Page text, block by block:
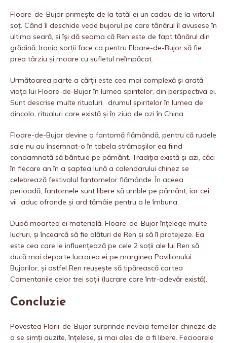
Floare-de-Bujor primește de la tatăl ei un cadou de la viitorul
soț. Când îl deschide vede bujorul pe care tânărul îl avusese în
ultima seară, și își dă seama că Ren este de fapt tânărul din
grădină. Ironia sorții face ca pentru Floare-de-Bujor să fie
prea târziu și moare cu sufletul neîmpăcat.
Următoarea parte a cărții este cea mai complexă și arată
viața lui Floare-de-Bujor în lumea spiritelor, din perspectiva ei.
Sunt descrise multe ritualuri, drumul spiritelor în lumea de
dincolo, ritualuri care există și în ziua de azi în China.
Floare-de-Bujor devine o fantomă flămândă, pentru că rudele
sale nu au însemnat-o în tabela strămoșilor ea fiind
condamnată să bântuie pe pământ. Tradiția există și azi, căci
în fiecare an în a șaptea lună a calendarului chinez se
celebrează festivalul fantomelor flămânde. În aceea
perioadă, fantomele sunt libere să umble pe pâmânt, iar cei
vii aduc ofrande și ard tămâie pentru a le îmbuna.
După moartea ei materială, Floare-de-Bujor înțelege multe
lucruri, și încearcă să fie alături de Ren și să îl protejeze. Ea
este cea care le influențează pe cele 2 soții ale lui Ren să
ducă mai departe lucrarea ei pe marginea Pavilionului
Bujorilor, și astfel Ren reușește să tipărească cartea
Comentariile celor trei soții (lucrare care într-adevăr există).
Concluzie
Povestea Florii-de-Bujor surprinde nevoia femeilor chineze de
a se simți auzite, înțelese, și mai ales de a fi libere. Fecioarele